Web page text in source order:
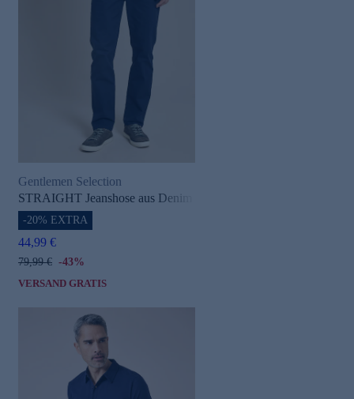
Gentlemen Selection
STRAIGHT Jeanshose aus Denim
-20% EXTRA
44,99 €
79,99 € -43%
VERSAND GRATIS